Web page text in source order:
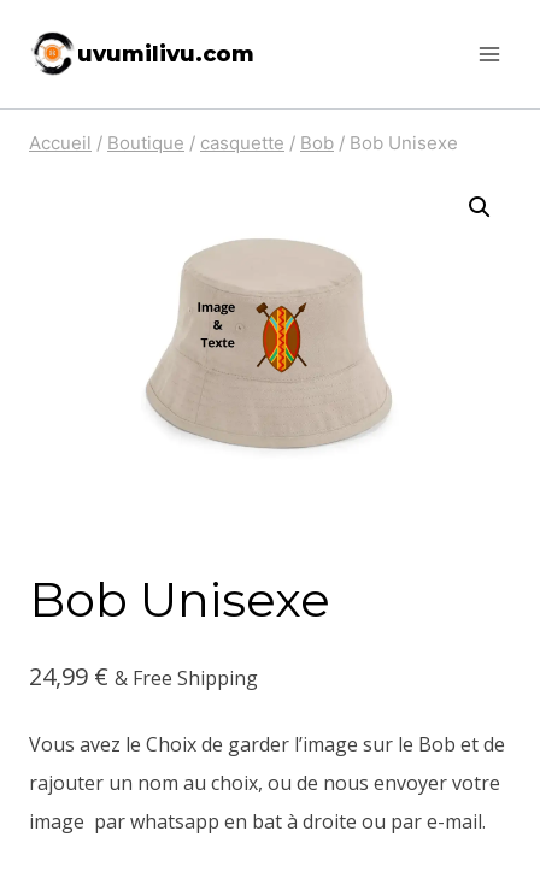
uvumilivu.com
Accueil / Boutique / casquette / Bob / Bob Unisexe
Bob Unisexe
24,99 € & Free Shipping
Vous avez le Choix de garder l’image sur le Bob et de
rajouter un nom au choix, ou de nous envoyer votre
image par whatsapp en bat à droite ou par e-mail.